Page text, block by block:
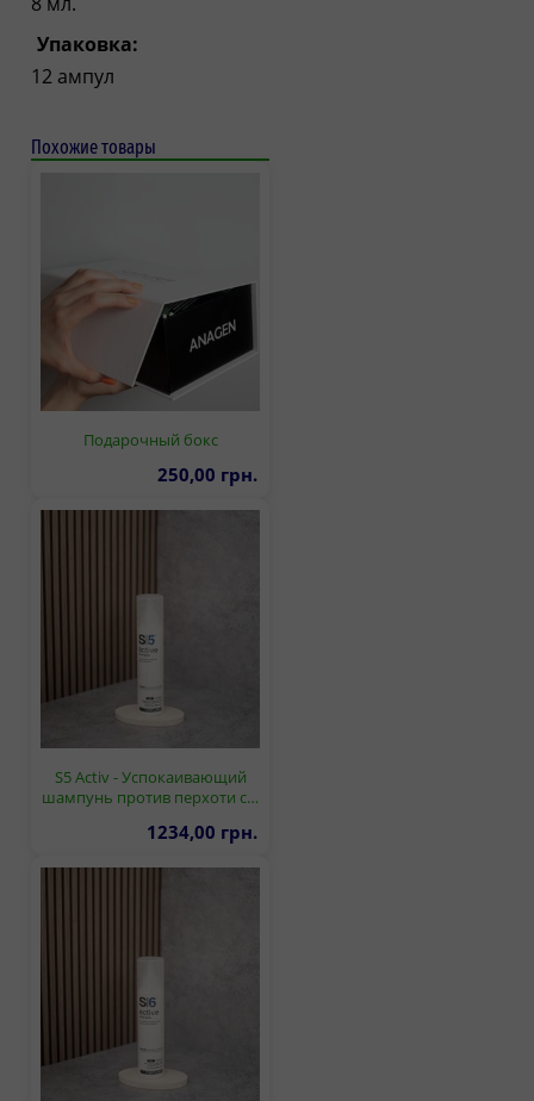
Упаковка:
12 ампул
Похожие товары
Подарочный бокс
250,00 грн.
S5 Activ - Успокаивающий
шампунь против перхоти с…
1234,00 грн.